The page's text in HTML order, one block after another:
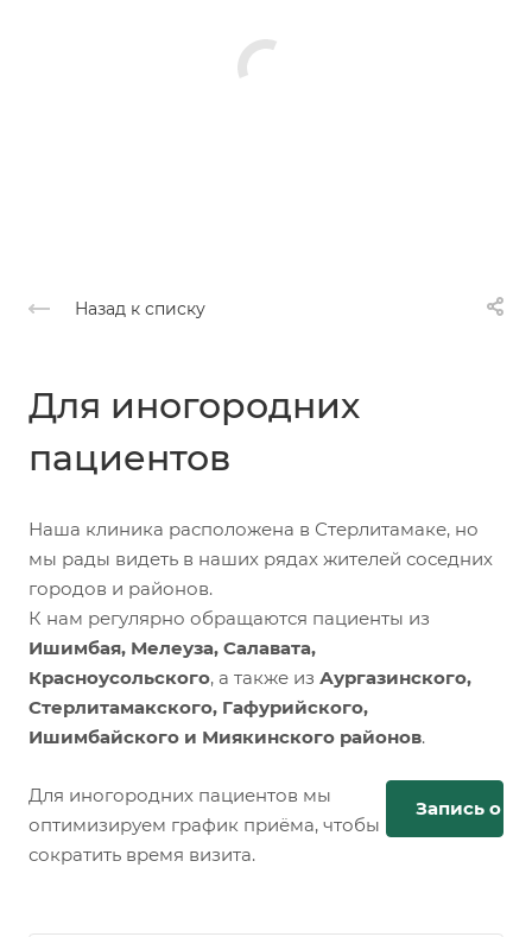
Назад к списку
Для иногородних
пациентов
Наша клиника расположена в Стерлитамаке, но
мы рады видеть в наших рядах жителей соседних
городов и районов.
К нам регулярно обращаются пациенты из
Ишимбая, Мелеуза, Салавата,
Красноусольского, а также из Аургазинского,
Стерлитамакского, Гафурийского,
Ишимбайского и Миякинского районов.
Для иногородних пациентов мы
оптимизируем график приёма, чтобы
сократить время визита.
Запись